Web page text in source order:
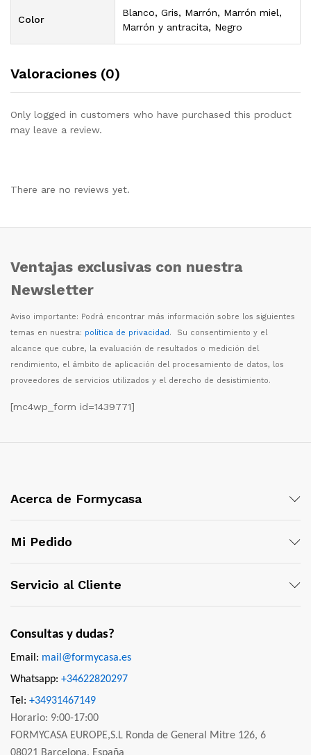
Color
Blanco, Gris, Marrón, Marrón miel,
Marrón y antracita, Negro
Valoraciones (0)
Only logged in customers who have purchased this product
may leave a review.
There are no reviews yet.
Ventajas exclusivas con nuestra
Newsletter
Aviso importante: Podrá encontrar más información sobre los siguientes
temas en nuestra: política de privacidad. Su consentimiento y el
alcance que cubre, la evaluación de resultados o medición del
rendimiento, el ámbito de aplicación del procesamiento de datos, los
proveedores de servicios utilizados y el derecho de desistimiento.
[mc4wp_form id=1439771]
Acerca de Formycasa
Mi Pedido
Servicio al Cliente
Consultas y dudas?
Email: mail@formycasa.es
Whatsapp: +34622820297
Tel: +34931467149
Horario: 9:00-17:00
FORMYCASA EUROPE,S.L Ronda de General Mitre 126, 6